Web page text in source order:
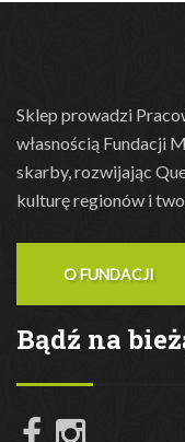
Sklep prowadzi
własnością Fundacji
skarby, rozwijając
kulturę regionów i
O FUNDACJI
Bądź na